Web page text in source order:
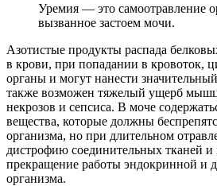
Уремия — это самоотравление
вызванное застоем мочи.
Азотистые продукты распада
в крови, при попадании в кровоток,
органы и могут нанести
также возможен тяжелый ущерб
некрозов и сепсиса. В моче
вещества, которые должны
организма, но при длительном
дистрофию соединительных тканей
прекращение работы эндокринной и
организма.